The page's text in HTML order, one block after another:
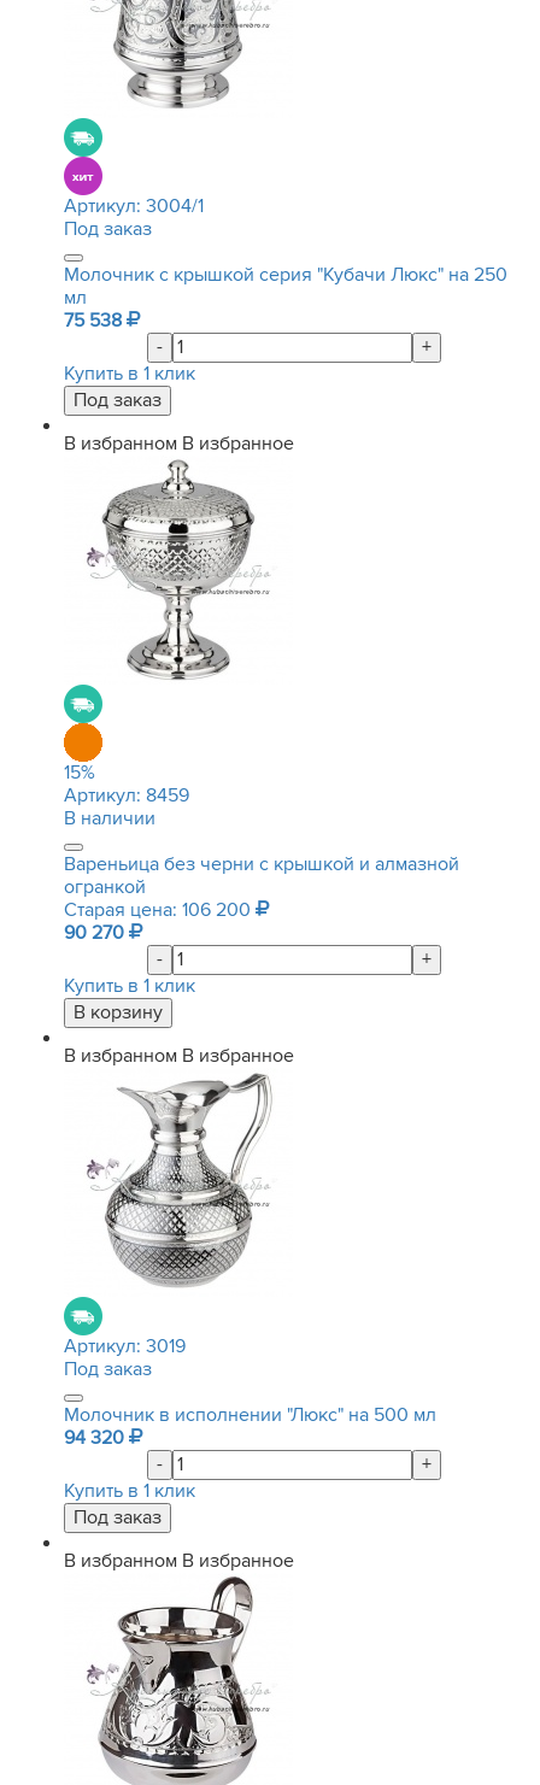
Артикул: 3004/1
Под заказ
Молочник с крышкой серия "Кубачи Люкс" на 250
мл
75 538
-
+
Купить в 1 клик
В избранном В избранное
15%
Артикул: 8459
В наличии
Вареньица без черни с крышкой и алмазной
огранкой
Старая цена: 106 200
90 270
-
+
Купить в 1 клик
В избранном В избранное
Артикул: 3019
Под заказ
Молочник в исполнении "Люкс" на 500 мл
94 320
-
+
Купить в 1 клик
В избранном В избранное